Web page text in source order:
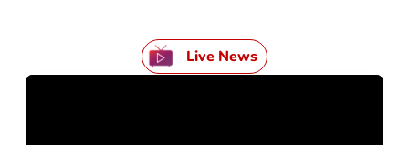
Live News